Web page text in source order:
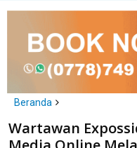
Beranda
Wartawan Expossidik.com
Wartawan